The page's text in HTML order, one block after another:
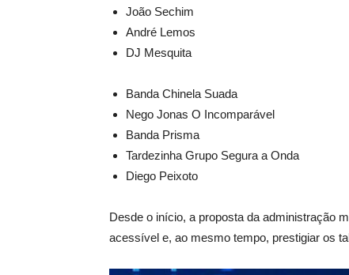
João Sechim
André Lemos
DJ Mesquita
Banda Chinela Suada
Nego Jonas O Incomparável
Banda Prisma
Tardezinha Grupo Segura a Onda
Diego Peixoto
Desde o início, a proposta da administração
acessível e, ao mesmo tempo, prestigiar os